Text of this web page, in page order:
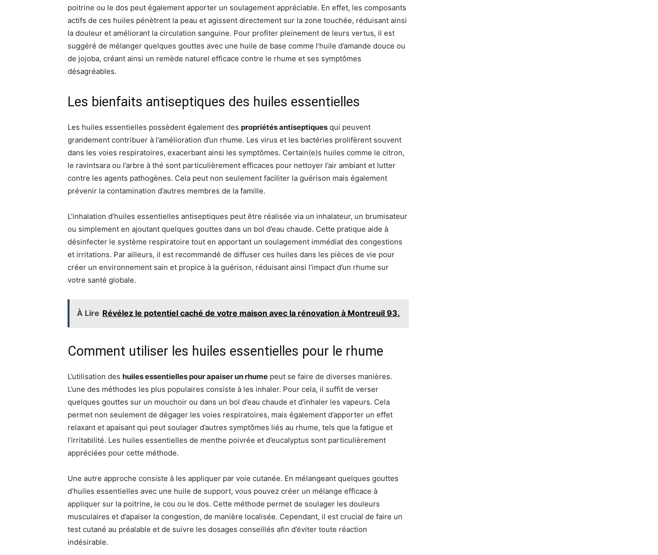
poitrine ou le dos peut également apporter un soulagement appréciable. En effet, les composants
actifs de ces huiles pénètrent la peau et agissent directement sur la zone touchée, réduisant ainsi
la douleur et améliorant la circulation sanguine. Pour profiter pleinement de leurs vertus, il est
suggéré de mélanger quelques gouttes avec une huile de base comme l’huile d’amande douce ou
de jojoba, créant ainsi un remède naturel efficace contre le rhume et ses symptômes
désagréables.
Les bienfaits antiseptiques des huiles essentielles
Les huiles essentielles possèdent également des propriétés antiseptiques qui peuvent
grandement contribuer à l’amélioration d’un rhume. Les virus et les bactéries prolifèrent souvent
dans les voies respiratoires, exacerbant ainsi les symptômes. Certain(e)s huiles comme le citron,
le ravintsara ou l’arbre à thé sont particulièrement efficaces pour nettoyer l’air ambiant et lutter
contre les agents pathogènes. Cela peut non seulement faciliter la guérison mais également
prévenir la contamination d’autres membres de la famille.
L’inhalation d’huiles essentielles antiseptiques peut être réalisée via un inhalateur, un brumisateur
ou simplement en ajoutant quelques gouttes dans un bol d’eau chaude. Cette pratique aide à
désinfecter le système respiratoire tout en apportant un soulagement immédiat des congestions
et irritations. Par ailleurs, il est recommandé de diffuser ces huiles dans les pièces de vie pour
créer un environnement sain et propice à la guérison, réduisant ainsi l’impact d’un rhume sur
votre santé globale.
À Lire Révélez le potentiel caché de votre maison avec la rénovation à Montreuil 93.
Comment utiliser les huiles essentielles pour le rhume
L’utilisation des huiles essentielles pour apaiser un rhume peut se faire de diverses manières.
L’une des méthodes les plus populaires consiste à les inhaler. Pour cela, il suffit de verser
quelques gouttes sur un mouchoir ou dans un bol d’eau chaude et d’inhaler les vapeurs. Cela
permet non seulement de dégager les voies respiratoires, mais également d’apporter un effet
relaxant et apaisant qui peut soulager d’autres symptômes liés au rhume, tels que la fatigue et
l’irritabilité. Les huiles essentielles de menthe poivrée et d’eucalyptus sont particulièrement
appréciées pour cette méthode.
Une autre approche consiste à les appliquer par voie cutanée. En mélangeant quelques gouttes
d’huiles essentielles avec une huile de support, vous pouvez créer un mélange efficace à
appliquer sur la poitrine, le cou ou le dos. Cette méthode permet de soulager les douleurs
musculaires et d’apaiser la congestion, de manière localisée. Cependant, il est crucial de faire un
test cutané au préalable et de suivre les dosages conseillés afin d’éviter toute réaction
indésirable.